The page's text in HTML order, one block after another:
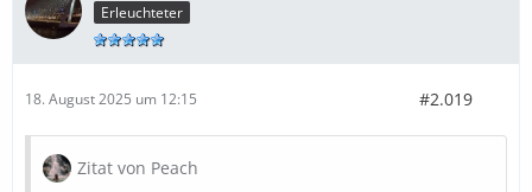
Erleuchteter
18. August 2025 um 12:15 #2.019
Zitat von Peach